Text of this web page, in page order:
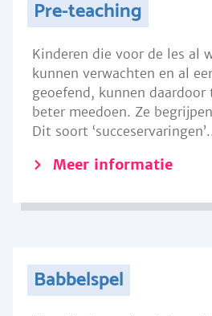
Pre-teaching
Kinderen die voor de les al
kunnen verwachten en al
geoefend, kunnen daardoor
beter meedoen. Ze
Dit soort
Meer informatie
Babbelspel